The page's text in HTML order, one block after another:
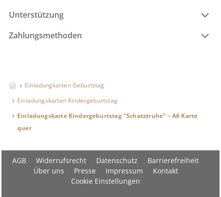
Unterstützung
Zahlungsmethoden
Einladungkarten Geburtstag
Einladungskarten Kindergeburtstag
Einladungskarte Kindergeburtstag "Schatztruhe" – A6 Karte
quer
AGB Widerrufsrecht Datenschutz
Barrierefreiheit
Über uns
Presse Impressum
Kontakt
Cookie Einstellungen